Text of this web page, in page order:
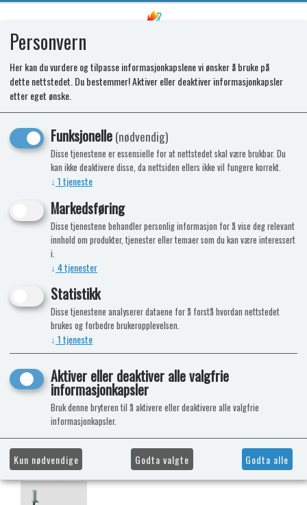
Alde Kabel 230V med Wago kobling
L=2 m.
Nytt nr. 53101-01
Personvern
Her kan du vurdere og tilpasse informasjonkapslene vi ønsker å bruke på
dette nettstedet. Du bestemmer! Aktiver eller deaktiver informasjonkapsler
etter eget ønske.
Funksjonelle(nødvendig)
Disse tjenestene er essensielle for at nettstedet skal være brukbar. Du
kan ikke deaktivere disse, da nettsiden ellers ikke vil fungere korrekt.
↓ 1tjeneste
Markedsføring
Disse tjenestene behandler personlig informasjon for å vise deg relevant
innhold om produkter, tjenester eller temaer som du kan være interessert
i.
↓ 4tjenester
Statistikk
Disse tjenestene analyserer dataene for å forstå hvordan nettstedet
brukes og forbedre brukeropplevelsen.
↓ 1tjeneste
Aktiver eller deaktiver alle valgfrie
informasjonkapsler
Bruk denne bryteren til å aktivere eller deaktivere alle valgfrie
informasjonkapsler.
Kun nødvendige Godta valgte Godta alle